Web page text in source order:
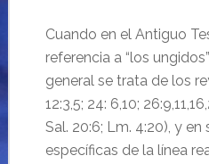
Cuando en el Antiguo
referencia a “los
general se trata de los
12:3,5; 24: 6,10;
Sal. 20:6; Lm. 4:20), y en
específicas de la línea